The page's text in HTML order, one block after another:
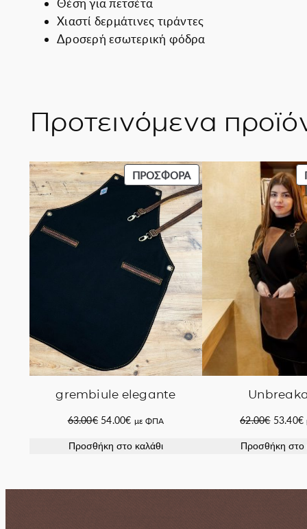
Θέση για πετσέτα
Χιαστί δερμάτινες τιράντες
Δροσερή εσωτερική φόδρα
Προτεινόμενα
ΠΡΟΣΦΟΡΆΠΡΟΪΌΝ
ΣΕ
ΠΡΟΣΦΟΡΆ
grembiule elegante
63.00€ Original
was:
54.00€Η
τιμή
με ΦΠΑ
Προσθήκη στο καλάθι
62.00€ Original
was:
53.40€
Προσθήκη στο